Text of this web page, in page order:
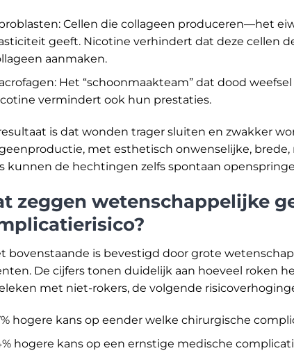
Cellen die collageen produceren—het
geeft. Nicotine verhindert dat deze cellen
aanmaken.
Het “schoonmaakteam” dat dood
vermindert ook hun prestaties.
is dat wonden trager sluiten en zwakker
met esthetisch onwenselijke,
kunnen de hechtingen zelfs spontaan
zeggen wetenschappelijke
bovenstaande is bevestigd door grote
De cijfers tonen duidelijk aan hoeveel roken
met niet-rokers, de volgende
hogere kans op eender welke chirurgische
hogere kans op een ernstige medische